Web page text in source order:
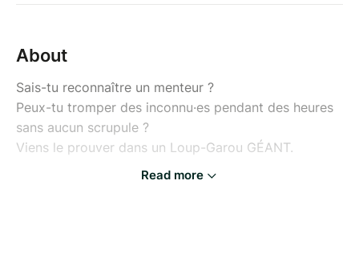
About
Sais-tu reconnaître un menteur ?
Peux-tu tromper des inconnu·es pendant des heures
sans aucun scrupule ?
Viens le prouver dans un Loup-Garou GÉANT.
Read more